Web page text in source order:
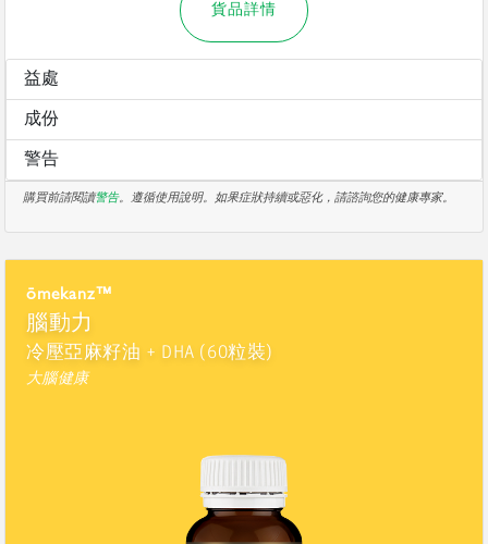
貨品詳情
益處
成份
警告
購買前請閱讀警告。遵循使用說明。如果症狀持續或惡化，請諮詢您的健康專家。
ōmekanz™
腦動力
冷壓亞麻籽油 + DHA (60粒裝)
大腦健康